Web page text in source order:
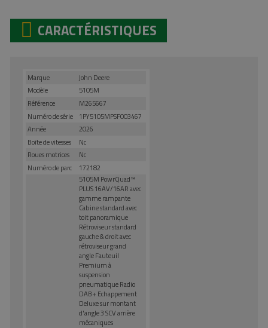
CARACTÉRISTIQUES
Marque
John Deere
Modèle
5105M
Référence
M265667
Numéro de série
1PY5105MPSF003467
Année
2026
Boîte de vitesses
Nc
Roues motrices
Nc
Numéro de parc
172182
5105M PowrQuad™
PLUS 16AV/16AR avec
gamme rampante
Cabine standard avec
toit panoramique
Rétroviseur standard
gauche & droit avec
rétroviseur grand
angle Fauteuil
Premium à
suspension
pneumatique Radio
DAB+ Echappement
Deluxe sur montant
d'angle 3 SCV arrière
mécaniques